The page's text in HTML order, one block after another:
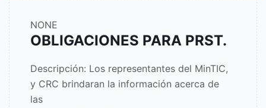
NONE
OBLIGACIONES PARA PRST.
Descripción: Los representantes del MinTIC,
y CRC brindaran la información acerca de
las